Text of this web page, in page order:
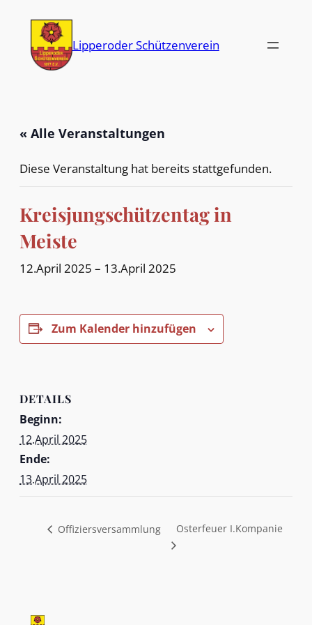
Lipperoder Schützenverein
« Alle Veranstaltungen
Diese Veranstaltung hat bereits stattgefunden.
Kreisjungschützentag in
Meiste
12.April 2025 – 13.April 2025
Zum Kalender hinzufügen
DETAILS
Beginn:
12.April 2025
Ende:
13.April 2025
Offiziersversammlung Osterfeuer I.Kompanie